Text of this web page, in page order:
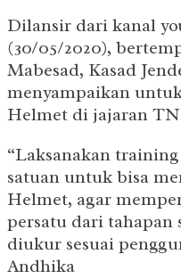
Dilansir dari kanal
(30/05/2020),
Mabesad, Kasad
menyampaikan
Helmet di jajaran
“Laksanakan
satuan untuk bisa
Helmet, agar
persatu dari tahapan
diukur sesuai
Andhika